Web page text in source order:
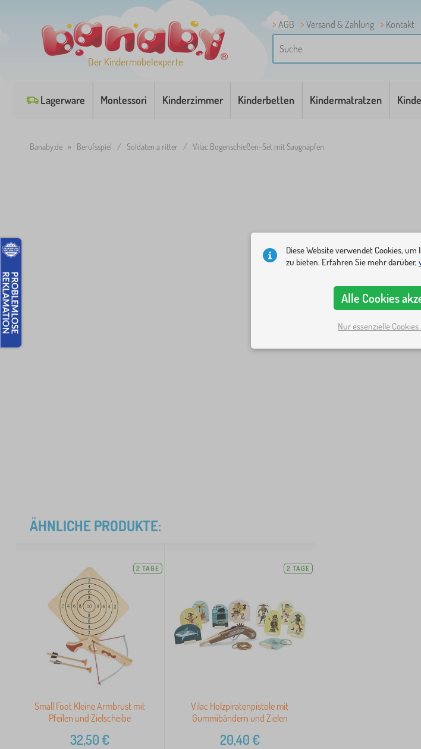
Der Kindermöbelexperte
AGB Versand & Zahlung
Kontakt
Lagerware Montessori Kinderzimmer Kinderbetten Kindermatratzen
Banaby.de » Berufsspiel / Soldaten a ritter / Vilac Bogenschießen-Set mit Saugnäpfen
ÄHNLICHE PRODUKTE:
2 TAGE
Small Foot Kleine Armbrust mit
Pfeilen und Zielscheibe
32,50€
2 TAGE
Vilac Holzpiratenpistole mit
Gummibändern und Zielen
20,40€
Diese Website verwendet Cookies,
zu bieten. Erfahren Sie mehr darüber,
Alle Cookies
Nur essenzielle